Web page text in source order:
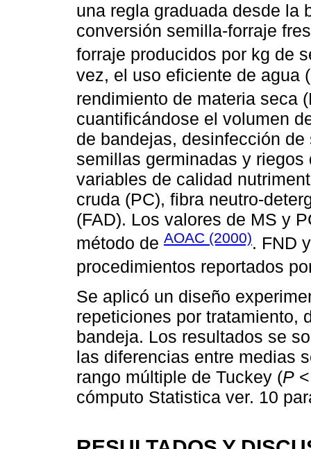
una regla graduada desde la
conversión semilla-forraje
forraje producidos por kg de
vez, el uso eficiente de agua
rendimiento de materia seca
cuantificándose el volumen
de bandejas, desinfección
semillas germinadas y
variables de calidad
cruda (PC), fibra neutro-
(FAD). Los valores de MS y
método de AOAC (2000). FND
procedimientos reportados
Se aplicó un diseño
repeticiones por tratamiento,
bandeja. Los resultados se
las diferencias entre medias
rango múltiple de Tuckey (P
cómputo Statistica ver. 10